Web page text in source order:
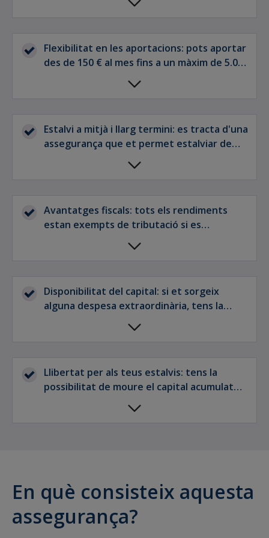
tipus d'interès segur.
Flexibilitat en les aportacions: pots aportar
des de 150 € al mes fins a un màxim de 5.000
€ per persona i any.
Estalvi a mitjà i llarg termini: es tracta d'una
assegurança que et permet estalviar de
manera planificada i et permet rescatar el
capital en 5 anys sense cap penalització.
Avantatges fiscals: tots els rendiments
estan exempts de tributació si es
compleixen les condicions dels SIALP.
Disponibilitat del capital: si et sorgeix
alguna despesa extraordinària, tens la
possibilitat de cobrar al cap del segon any
(sense exempció fiscal).
Llibertat per als teus estalvis: tens la
possibilitat de moure el capital acumulat
entre els SIALP o CIALP de diferents
entitats mantenint l'avantatge fiscal.
En què consisteix aquesta
assegurança?